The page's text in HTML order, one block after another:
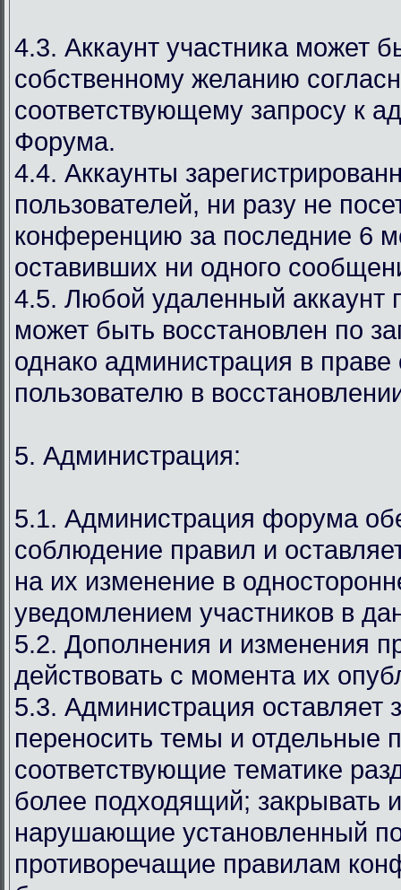
4.3. Аккаунт участника может
собственному желанию
соответствующему запросу к
Форума.
4.4. Аккаунты
пользователей, ни разу не
конференцию за последние 6
оставивших ни одного
4.5. Любой удаленный аккаунт
может быть восстановлен по
однако администрация в праве
пользователю в
5. Администрация:
5.1. Администрация форума
соблюдение правил и
на их изменение в
уведомлением участников в
5.2. Дополнения и изменения
действовать с момента их
5.3. Администрация оставляет
переносить темы и отдельные
соответствующие тематике
более подходящий; закрывать
нарушающие установленный
противоречащие правилам